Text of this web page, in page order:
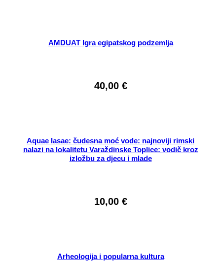
AMDUAT Igra egipatskog podzemlja
40,00 €
Aquae Iasae: čudesna moć vode: najnoviji rimski
nalazi na lokalitetu Varaždinske Toplice: vodič kroz
izložbu za djecu i mlade
10,00 €
Arheologija i popularna kultura